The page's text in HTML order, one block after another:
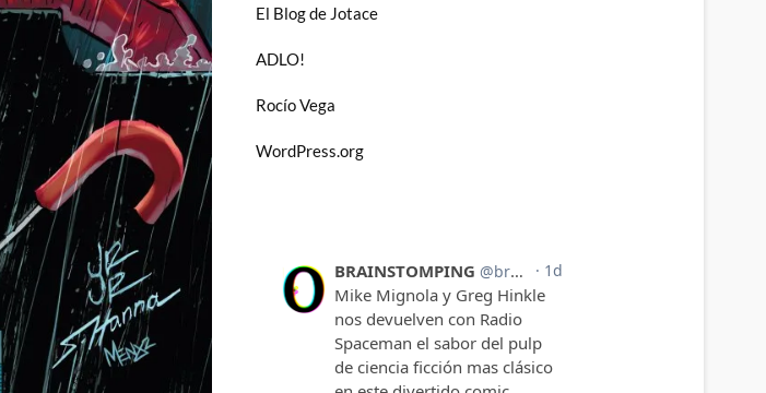
El Blog de Jotace
ADLO!
Rocío Vega
WordPress.org